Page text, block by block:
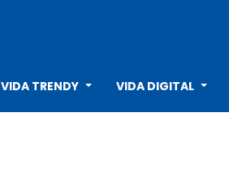
VIDA TRENDY VIDA DIGITAL